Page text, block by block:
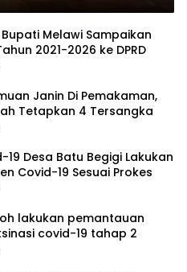
Melawi Sampaikan
2021-2026 ke DPRD
Janin Di Pemakaman,
Tetapkan 4 Tersangka
19 Desa Batu Begigi Lakukan
Covid-19 Sesuai Prokes
lakukan pemantauan
covid-19 tahap 2